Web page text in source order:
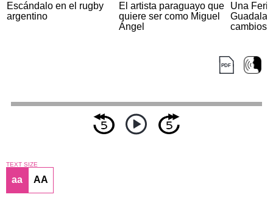
Escándalo en el rugby
argentino
El artista paraguayo que
quiere ser como Miguel
Ángel
Una
cambios
TEXT SIZE
aa AA